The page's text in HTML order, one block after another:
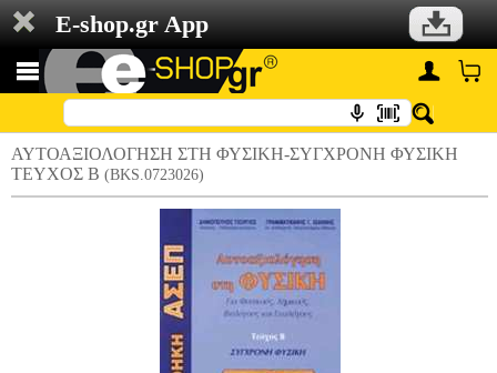
E-shop.gr App
ΑΥΤΟΑΞΙΟΛΟΓΗΣΗ ΣΤΗ ΦΥΣΙΚΗ-ΣΥΓΧΡΟΝΗ ΦΥΣΙΚΗ
ΤΕΥΧΟΣ Β (BKS.0723026)